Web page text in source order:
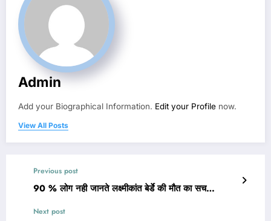
Admin
Add your Biographical Information. Edit your Profile now.
View All Posts
Previous post
90 % लोग नही जानते लक्ष्मीकांत बेर्डे की मौत का सच…
Next post